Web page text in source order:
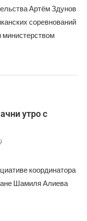
Артём Здунов
соревнований
министерством
утро с
координатора
Шамиля Алиева